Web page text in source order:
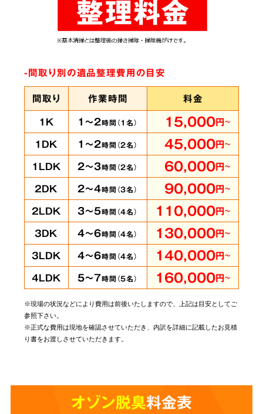
-間取り別の遺品整理費用の目安
間取り
作業時間
料金
1K
1～2時間（1名） 15,000円～
1DK 1～2時間（2名） 45,000円～
1LDK 2～3時間（2名） 60,000円～
2DK 2～4時間（3名） 90,000円～
2LDK 3～5時間（4名） 110,000円～
3DK 4～6時間（4名） 130,000円～
3LDK 4～6時間（4名） 140,000円～
4LDK 5～7時間（5名） 160,000円～
※現場の状況などにより費用は前後いたしますので、上記は目安としてご
参照下さい。
※正式な費用は現地を確認させていただき、内訳を詳細に記載したお見積
り書をお渡しさせていただきます。
オゾン脱臭料金表